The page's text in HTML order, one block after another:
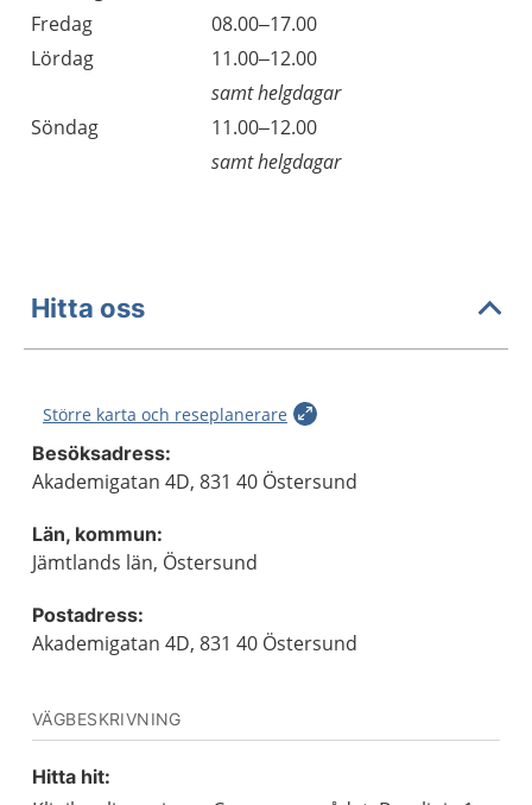
Fredag
08.00–17.00
Lördag
11.00–12.00
samt helgdagar
Söndag
11.00–12.00
samt helgdagar
Hitta oss
Större karta och reseplanerare
Besöksadress:
Akademigatan 4D, 831 40 Östersund
Län, kommun:
Jämtlands län, Östersund
Postadress:
Akademigatan 4D, 831 40 Östersund
VÄGBESKRIVNING
Hitta hit: